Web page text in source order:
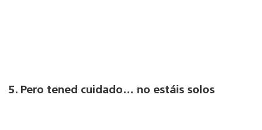
5. Pero tened cuidado… no estáis solos